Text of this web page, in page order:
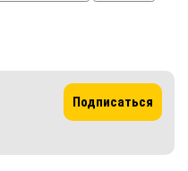
Подписаться